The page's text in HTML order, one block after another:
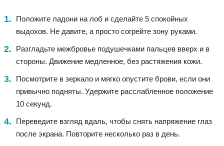
Положите ладони на лоб и сделайте 5 спокойных
выдохов. Не давите, а просто согрейте зону руками.
Разгладьте межбровье подушечками пальцев вверх и в
стороны. Движение медленное, без растяжения кожи.
Посмотрите в зеркало и мягко опустите брови, если они
привычно подняты. Удержите расслабленное положение
10 секунд.
Переведите взгляд вдаль, чтобы снять напряжение глаз
после экрана. Повторите несколько раз в день.